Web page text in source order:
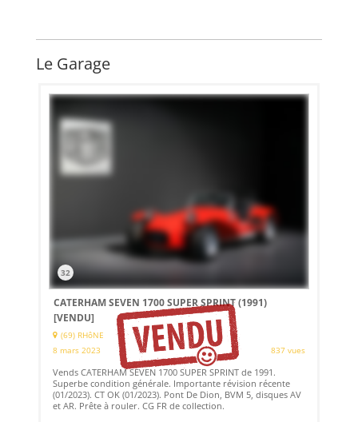
Le Garage
32
CATERHAM SEVEN 1700 SUPER SPRINT (1991)
[VENDU]
(69) RHôNE
8 mars 2023
837 vues
Vends CATERHAM SEVEN 1700 SUPER SPRINT de 1991.
Superbe condition générale. Importante révision récente
(01/2023). CT OK (01/2023). Pont De Dion, BVM 5, disques AV
et AR. Prête à rouler. CG FR de collection.